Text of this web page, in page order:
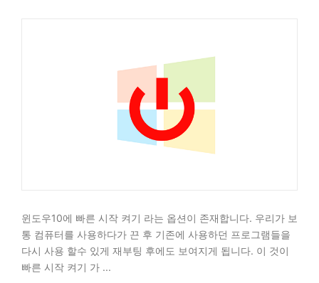
윈도우10에 빠른 시작 켜기 라는 옵션이 존재합니다. 우리가 보
통 컴퓨터를 사용하다가 끈 후 기존에 사용하던 프로그램들을
다시 사용 할수 있게 재부팅 후에도 보여지게 됩니다. 이 것이
빠른 시작 켜기 가 ...